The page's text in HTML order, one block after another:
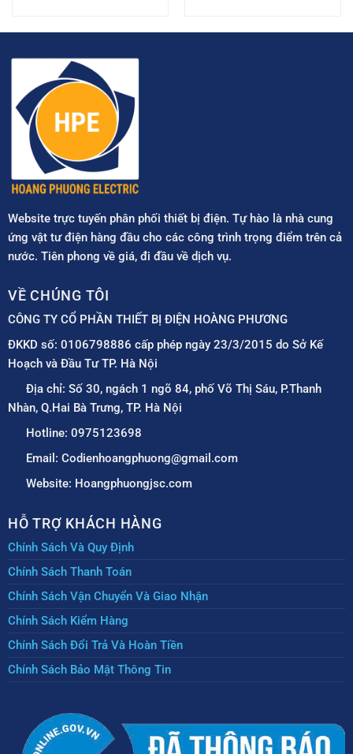
Website trực tuyến phân phối thiết bị điện. Tự hào là nhà cung
ứng vật tư điện hàng đầu cho các công trình trọng điểm trên cả
nước. Tiên phong về giá, đi đầu về dịch vụ.
VỀ CHÚNG TÔI
CÔNG TY CỔ PHẦN THIẾT BỊ ĐIỆN HOÀNG PHƯƠNG
ĐKKD số: 0106798886 cấp phép ngày 23/3/2015 do Sở Kế
Hoạch và Đầu Tư TP. Hà Nội
Địa chỉ: Số 30, ngách 1 ngõ 84, phố Võ Thị Sáu, P.Thanh
Nhàn, Q.Hai Bà Trưng, TP. Hà Nội
Hotline: 0975123698
Email: Codienhoangphuong@gmail.com
Website: Hoangphuongjsc.com
HỖ TRỢ KHÁCH HÀNG
Chính Sách Và Quy Định
Chính Sách Thanh Toán
Chính Sách Vận Chuyển Và Giao Nhận
Chính Sách Kiểm Hàng
Chính Sách Đổi Trả Và Hoàn Tiền
Chính Sách Bảo Mật Thông Tin